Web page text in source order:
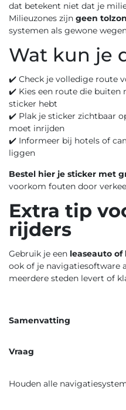
dat betekent niet dat je
Milieuzones zijn geen
systemen als gewone
Wat kun je
✔️ Check je volledige route
✔️ Kies een route die buiten
sticker hebt
✔️ Plak je sticker zichtbaar
moet inrijden
✔️ Informeer bij hotels of
liggen
Bestel hier je sticker met
voorkom fouten door
Extra tip
rijders
Gebruik je een leaseauto of
ook of je navigatiesoftware
meerdere steden levert of
Samenvatting
Vraag
Houden alle